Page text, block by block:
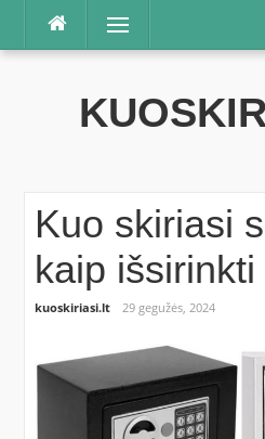
Praleisti
Meniu
Kuo skiriasi
kaip
kuoskiriasi.lt 29 gegužės, 2024